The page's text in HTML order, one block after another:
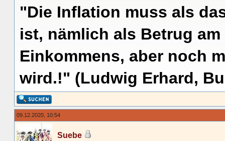
"Die Inflation muss als
ist, nämlich als Betrug
Einkommens, aber noch
wird.!" (Ludwig Erhard,
09.12.2020, 10:54
Suebe